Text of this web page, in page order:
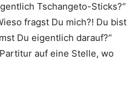
Tschangeto-Sticks?“
fragst Du mich?! Du bist
Du eigentlich darauf?“
auf eine Stelle, wo